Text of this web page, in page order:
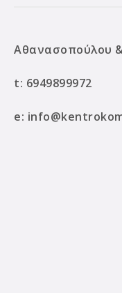
Αθανασοπούλου &
t: 6949899972
e: